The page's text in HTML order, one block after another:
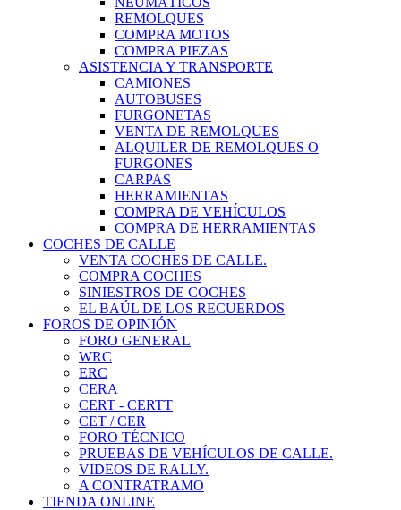
REMOLQUES
COMPRA MOTOS
COMPRA PIEZAS
ASISTENCIA Y TRANSPORTE
CAMIONES
AUTOBUSES
FURGONETAS
VENTA DE REMOLQUES
ALQUILER DE REMOLQUES O
FURGONES
CARPAS
HERRAMIENTAS
COMPRA DE VEHÍCULOS
COMPRA DE HERRAMIENTAS
COCHES DE CALLE
VENTA COCHES DE CALLE.
COMPRA COCHES
SINIESTROS DE COCHES
EL BAÚL DE LOS RECUERDOS
FOROS DE OPINIÓN
FORO GENERAL
WRC
ERC
CERA
CERT - CERTT
CET / CER
FORO TÉCNICO
PRUEBAS DE VEHÍCULOS DE CALLE.
VIDEOS DE RALLY.
A CONTRATRAMO
TIENDA ONLINE